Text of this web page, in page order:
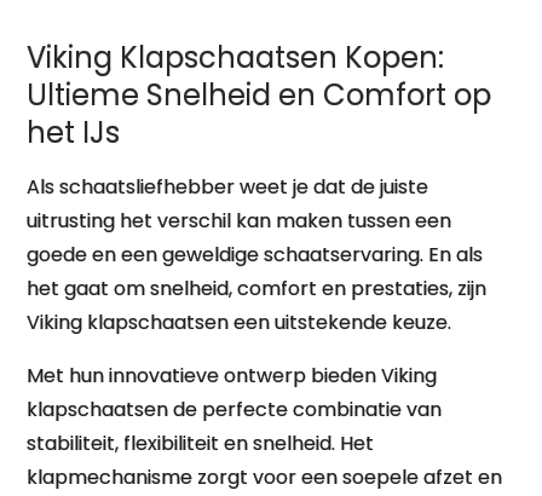
Viking Klapschaatsen Kopen:
Ultieme Snelheid en Comfort op
het IJs
Als schaatsliefhebber weet je dat de juiste
uitrusting het verschil kan maken tussen een
goede en een geweldige schaatservaring. En als
het gaat om snelheid, comfort en prestaties, zijn
Viking klapschaatsen een uitstekende keuze.
Met hun innovatieve ontwerp bieden Viking
klapschaatsen de perfecte combinatie van
stabiliteit, flexibiliteit en snelheid. Het
klapmechanisme zorgt voor een soepele afzet en